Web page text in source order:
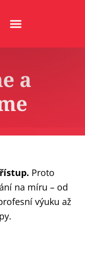
a
Proto
na míru – od
výuku až